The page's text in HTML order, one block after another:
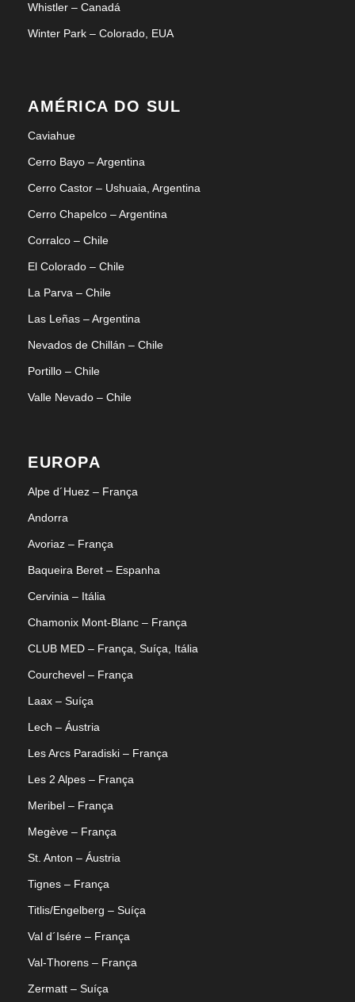
Whistler – Canadá
Winter Park – Colorado, EUA
AMÉRICA DO SUL
Caviahue
Cerro Bayo – Argentina
Cerro Castor – Ushuaia, Argentina
Cerro Chapelco – Argentina
Corralco – Chile
El Colorado – Chile
La Parva – Chile
Las Leñas – Argentina
Nevados de Chillán – Chile
Portillo – Chile
Valle Nevado – Chile
EUROPA
Alpe d´Huez – França
Andorra
Avoriaz – França
Baqueira Beret – Espanha
Cervinia – Itália
Chamonix Mont-Blanc – França
CLUB MED – França, Suíça, Itália
Courchevel – França
Laax – Suíça
Lech – Áustria
Les Arcs Paradiski – França
Les 2 Alpes – França
Meribel – França
Megève – França
St. Anton – Áustria
Tignes – França
Titlis/Engelberg – Suíça
Val d´Isére – França
Val-Thorens – França
Zermatt – Suíça